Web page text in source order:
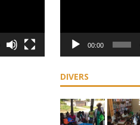
00:00
DIVERS